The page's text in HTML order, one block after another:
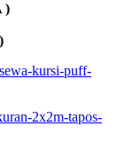
)
kursi-puff-
2x2m-tapos-